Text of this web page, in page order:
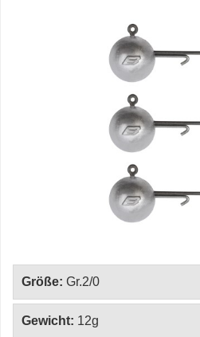
Größe: Gr.2/0
Gewicht: 12g